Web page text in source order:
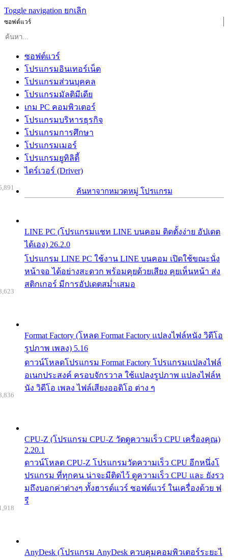
Toggle navigation ยกเลิก
ซอฟต์แวร์
ซอฟต์แวร์
โปรแกรมอินเทอร์เน็ต
โปรแกรมส่วนบุคคล
โปรแกรมมัลติมีเดีย
เกม PC คอมพิวเตอร์
โปรแกรมบริหารธุรกิจ
โปรแกรมการศึกษา
โปรแกรมเมอร์
โปรแกรมยูทิลิตี้
ไดร์เวอร์ (Driver)
ค้นหาจากหมวดหมู่ โปรแกรม
LINE PC (โปรแกรมแชท LINE บนคอม ติดตั้งง่าย อัปเดต
ได้เอง) 26.2.0
โปรแกรม LINE PC ใช้งาน LINE บนคอม เปิดใช้ขณะนั่ง
หน้าจอ ได้อย่างสะดวก พร้อมคุยด้วยเสียง คุยเห็นหน้า ส่ง
สติกเกอร์ มีการอัปเดตสม่ำเสมอ
Format Factory (โหลด Format Factory แปลงไฟล์หนัง วิดีโอ
รูปภาพ เพลง) 5.16
ดาวน์โหลดโปรแกรม Format Factory โปรแกรมแปลงไฟล์
อเนกประสงค์ ครอบจักรวาล ใช้แปลงรูปภาพ แปลงไฟล์ห
นัง วิดีโอ เพลง ไฟล์เสียงออดิโอ ต่าง ๆ
CPU-Z (โปรแกรม CPU-Z วัดดูความเร็ว CPU เครื่องคุณ)
2.20.1
ดาวน์โหลด CPU-Z โปรแกรมวัดความเร็ว CPU อีกหนึ่งโ
ปรแกรม ที่ทุกคน น่าจะมีติดไว้ ดูความเร็ว CPU และ ยังรว
มถึงบอกค่าต่างๆ ทั้งฮารด์แวร์ ซอฟต์แวร์ ในเครื่องด้วย ฟ
รี
AnyDesk (โปรแกรม AnyDesk ควบคุมคอมพิวเตอร์ระยะไ